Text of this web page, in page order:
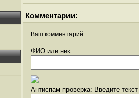
Комментарии:
Ваш комментарий
ФИО или ник:
Антиспам проверка: Введите текст